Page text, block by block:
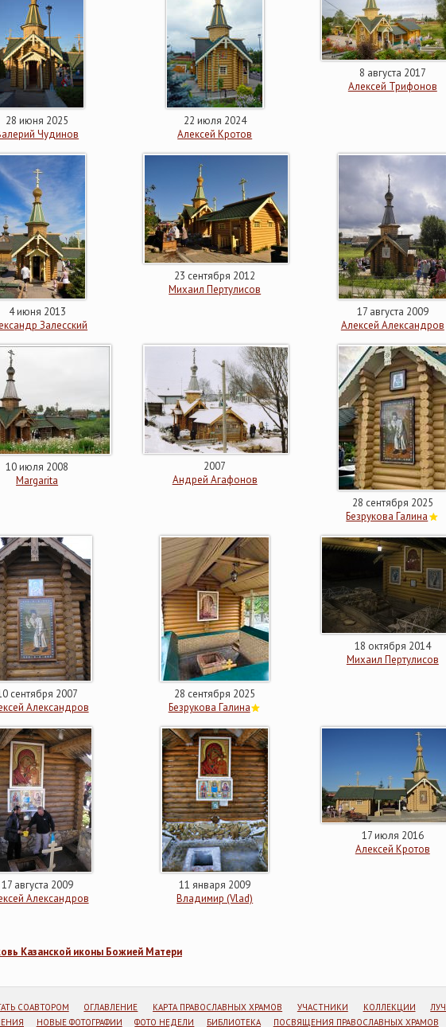
28 июня 2025
Чудинов
22 июля 2024
Алексей Кротов
8 августа 2017
Алексей Трифонов
4 июня 2013
Залесский
23 сентября 2012
Михаил Пертулисов
17 августа 2009
Алексей Александров
10 июля 2008
Margarita
2007
Андрей Агафонов
28 сентября 2025
Безрукова Галина
сентября 2007
Александров
28 сентября 2025
Безрукова Галина
18 октября 2014
Михаил Пертулисов
17 августа 2009
Александров
11 января 2009
Владимир (Vlad)
17 июля 2016
Алексей Кротов
Казанской иконы Божией Матери
СОАВТОРОМ ОГЛАВЛЕНИЕ КАРТА ПРАВОСЛАВНЫХ ХРАМОВ УЧАСТНИКИ КОЛЛЕКЦИИ
НОВЫЕ ФОТОГРАФИИ ФОТО НЕДЕЛИ БИБЛИОТЕКА ПОСВЯЩЕНИЯ ПРАВОСЛАВНЫХ ХРАМОВ